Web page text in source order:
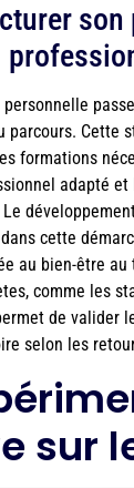
son
parcours. Cette
formations
adapté
cette
au bien-être
comme les
de valider
selon les
sur